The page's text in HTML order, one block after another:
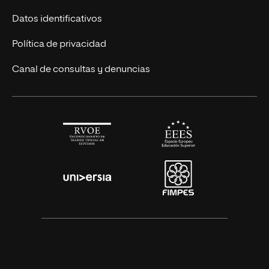
Títulos Americanos
Alianza Newman
Únete a nosotros
Actualidad
Solicita información
Datos identificativos
Política de privacidad
Canal de consultas y denuncias